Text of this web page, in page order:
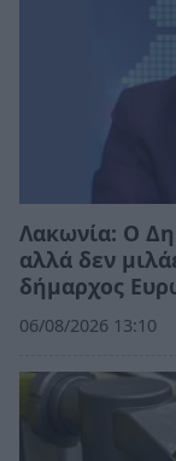
Λακωνία: Ο
αλλά δεν
δήμαρχος
06/08/2026 13:10